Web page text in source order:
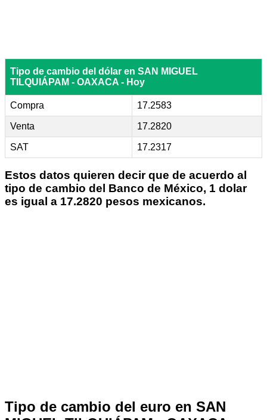
Tipo de cambio del dólar en SAN MIGUEL
TILQUIÁPAM - OAXACA - Hoy
Compra 17.2583
Venta 17.2820
SAT 17.2317
Estos datos quieren decir que de acuerdo al
tipo de cambio del Banco de México, 1 dolar
es igual a 17.2820 pesos mexicanos.
Tipo de cambio del euro en SAN